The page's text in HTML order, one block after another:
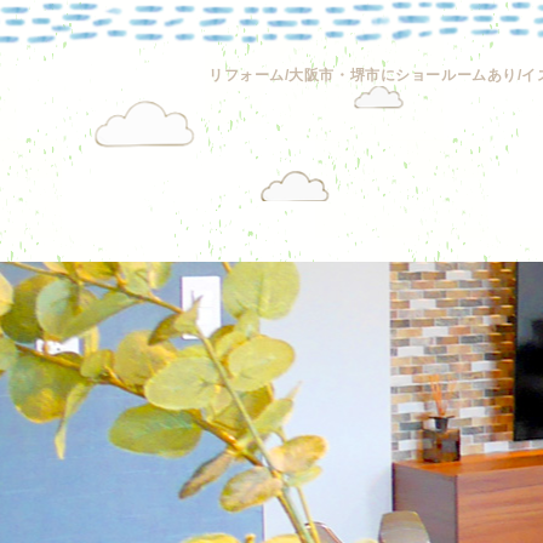
リフォーム/大阪市・堺市にショールームあり/イ